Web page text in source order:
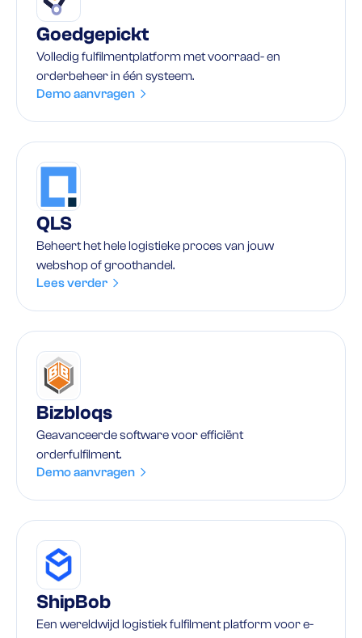
Goedgepickt
Volledig fulfilmentplatform met voorraad- en
orderbeheer in één systeem.
Demo aanvragen
QLS
Beheert het hele logistieke proces van jouw
webshop of groothandel.
Lees verder
Bizbloqs
Geavanceerde software voor efficiënt
orderfulfilment.
Demo aanvragen
ShipBob
Een wereldwijd logistiek fulfilment platform voor e-